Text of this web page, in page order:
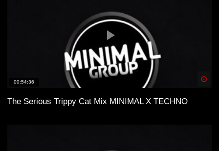
00:54:36
The Serious Trippy Cat Mix MINIMAL X TECHNO